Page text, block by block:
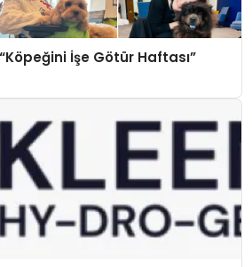
İşe Götür Haftası”